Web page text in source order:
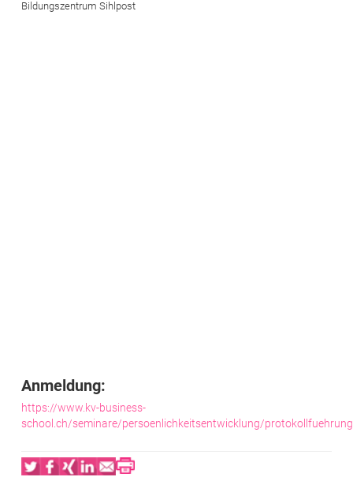
Bildungszentrum Sihlpost
Anmeldung:
https://www.kv-business-
school.ch/seminare/persoenlichkeitsentwicklung/protokollfuehrung
Twitter
Facebook
XING
LinkedIn
Email
Print